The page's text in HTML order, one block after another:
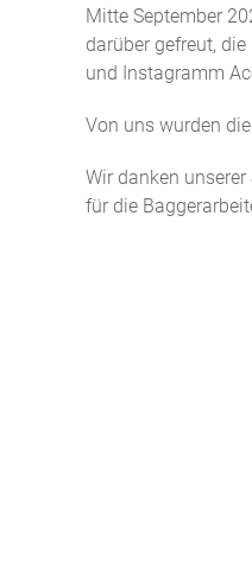
Mitte September
darüber gefreut,
und Instagramm
Von uns wurden
Wir danken
für die